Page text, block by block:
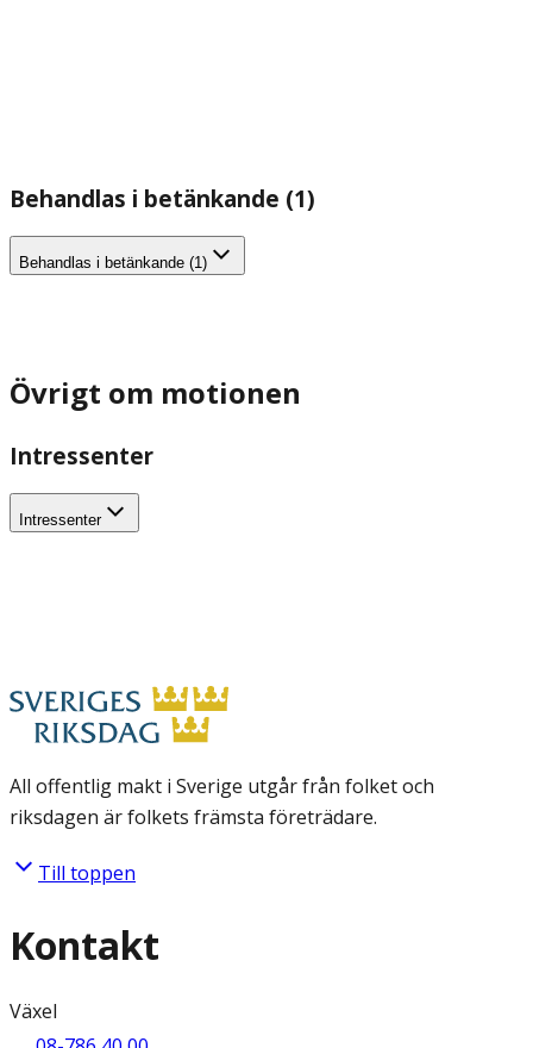
Behandlas i betänkande (1)
Behandlas i betänkande (1)
Övrigt om motionen
Intressenter
Intressenter
All offentlig makt i Sverige utgår från folket och
riksdagen är folkets främsta företrädare.
Till toppen
Kontakt
Växel